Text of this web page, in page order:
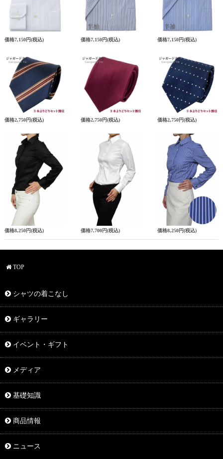
価格7,150円(税込) 価格7,150円(税込) 価格7,150円(税込)
価格2,750円(税込) 価格2,750円(税込) 価格2,750円(税込)
価格8,250円(税込) 価格7,700円(税込) 価格8,250円(税込)
TOP
シャツの着こなし
ギャラリー
イベント・ギフト
メディア
基礎知識
商品情報
ニュース